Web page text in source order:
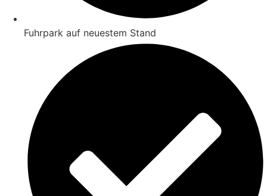
Fuhrpark auf neuestem Stand